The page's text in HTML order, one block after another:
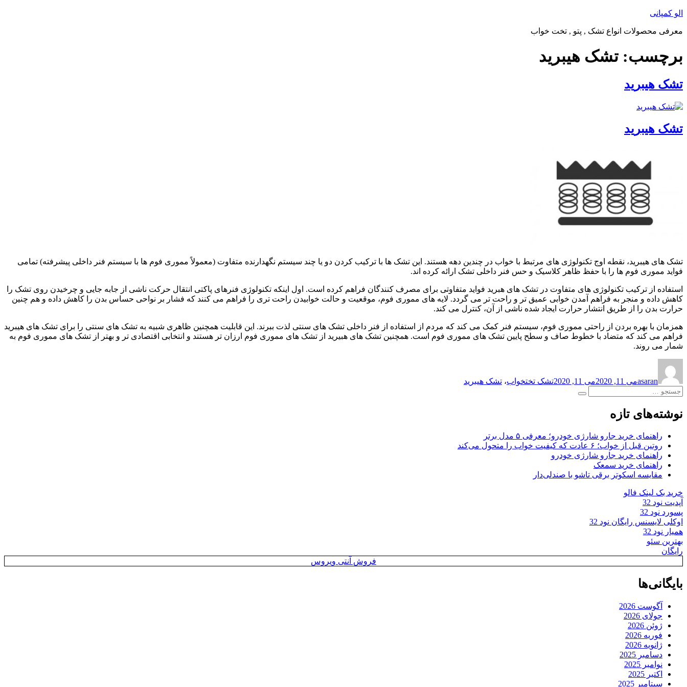
پرش
محتوا
الو کمپانی
معرفی محصولات انواع تشک , پتو , تخت خواب
برچسب:تشک هیبرید
تشک هیبرید
تشک هیبرید
تشک های هیبرید، نقطه اوج تکنولوژی های مرتبط با خواب در چندین دهه هستند. این تشک ها با ترکیب کردن دو یا چند سیستم نگهدارنده متفاوت (معمولاً مموری فوم ها با سیستم فنر داخلی پیشرفته) تمامی
فواید مموری فوم ها را با حفظ ظاهر کلاسیک و حس فنر داخلی تشک ارائه کرده اند.
استفاده از ترکیب تکنولوژی های متفاوت در تشک های هبرید فواید متفاوتی برای مصرف کنندگان فراهم کرده است. اول اینکه تکنولوژی فنرهای پاکتی انتقال حرکت ناشی از جابه جایی و چرخیدن روی تشک را
کاهش داده و منجر به فراهم آمدن خوابی عمیق تر و راحت تر می گردد. لایه های مموری فوم، موقعیت و حالت خوابیدن راحت تری را فراهم می کنند که فشار بر نواحی حساس بدن را کاهش داده و هم چنین
حرارت بدن را از طریق انتشار حرارت ایجاد شده ناشی از آن، کنترل می کند.
همزمان با بهره بردن از راحتی مموری فوم، سیستم فنر کمک می کند که مردم از استفاده از فنر داخلی تشک های سنتی لذت ببرند. این قابلیت همچنین ظاهری شبیه به تشک های سنتی را برای تشک های هیبرید
فراهم می کند که متضاد با خطوط صاف و سطح پایین تشک های مموری فوم است. همچنین تشک های هبیرید از تشک های مموری فوم ارزان تر هستند و انتخابی اقتصادی تر و بهتر از تشک های مموری فوم به
شمار می روند.
asaranدر
می 11, 2020 می 11, 2020 تشک تختخواب، تشک هیبرید
جستجو
جستجو
نوشته‌های تازه
راهنمای خرید جارو شارژی خودرو؛ معرفی ۵ مدل برتر
روتین قبل از خواب؛ ۶ عادت که کیفیت خواب را متحول می‌کند
راهنمای خرید جارو شارژی خودرو
راهنمای خرید سمعک
مقایسه اسکوتر برقی تاشو با صندلی‌دار
خرید بک لینک فالو
آپدیت نود 32
پسورد نود 32
اوکلی لایسنس رایگان نود 32
همیار نود 32
بهترین سئو
رایگان
فروش آنتی ویروس
بایگانی‌ها
آگوست 2026
جولای 2026
ژوئن 2026
فوریه 2026
ژانویه 2026
دسامبر 2025
نوامبر 2025
اکتبر 2025
سپتامبر 2025